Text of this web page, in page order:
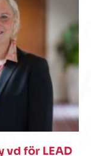
vd för LEAD